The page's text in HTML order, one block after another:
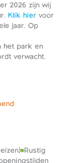
2026 zijn wij
Klik hiervoor
jaar. Op
het park en
verwacht.
Rustig